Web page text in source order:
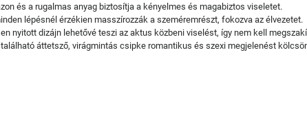
és a rugalmas anyag biztosítja a kényelmes és magabiztos viseletet.
lépésnél érzékien masszírozzák a szeméremrészt, fokozva az élvezetet.
nyitott dizájn lehetővé teszi az aktus közbeni viselést, így nem kell
áttetsző, virágmintás csipke romantikus és szexi megjelenést